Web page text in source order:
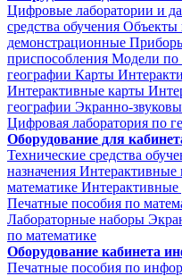
Цифровые лаборатории и
средства обучения Объекты
демонстрационные
приспособления Модели по
географии Карты
Интерактивные карты
географии Экранно-
Цифровая лаборатория по
Оборудование для
Технические средства
назначения Интерактивные
математике Интерактивные
Печатные пособия по
Лабораторные наборы
по математике
Оборудование кабинета
Печатные пособия по